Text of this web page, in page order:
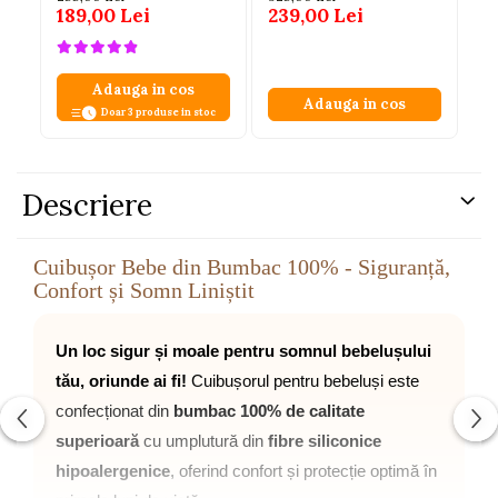
Saltea si Pernuta
Incluse, 72 x 52 cm,
Galben, 0-1 Ani
189,00 Lei
Adauga in cos
Doar 3 produse in stoc
239,00 Lei
Adauga in cos
Descriere
Cuibușor Bebe din Bumbac 100% - Siguranță,
Confort și Somn Liniștit
Un loc sigur și moale pentru somnul bebelușului
tău, oriunde ai fi! Cuibușorul pentru bebeluși este
confecționat din bumbac 100% de calitate
superioară cu umplutură din fibre siliconice
hipoalergenice, oferind confort și protecție optimă în